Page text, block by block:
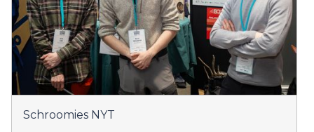
Schroomies NYT